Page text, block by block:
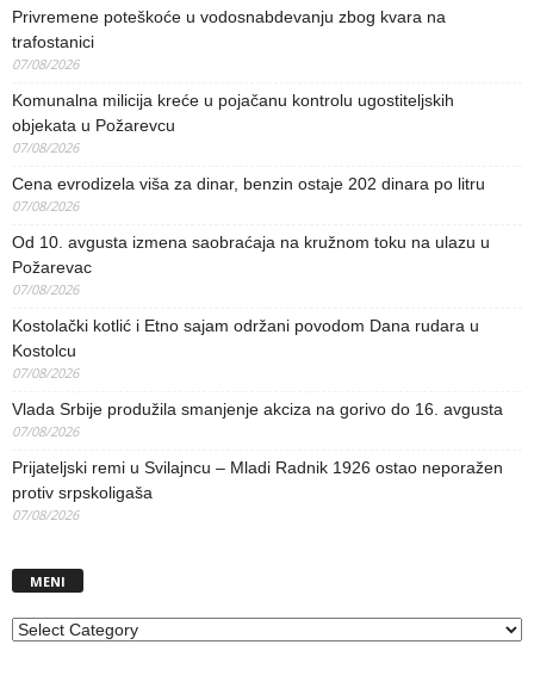
Privremene poteškoće u vodosnabdevanju zbog kvara na
trafostanici
07/08/2026
Komunalna milicija kreće u pojačanu kontrolu ugostiteljskih
objekata u Požarevcu
07/08/2026
Cena evrodizela viša za dinar, benzin ostaje 202 dinara po litru
07/08/2026
Od 10. avgusta izmena saobraćaja na kružnom toku na ulazu u
Požarevac
07/08/2026
Kostolački kotlić i Etno sajam održani povodom Dana rudara u
Kostolcu
07/08/2026
Vlada Srbije produžila smanjenje akciza na gorivo do 16. avgusta
07/08/2026
Prijateljski remi u Svilajncu – Mladi Radnik 1926 ostao neporažen
protiv srpskoligaša
07/08/2026
MENI
MENI